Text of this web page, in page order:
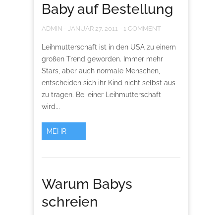
Baby auf Bestellung
ADMIN - JANUAR 27, 2011 - 1 COMMENT
Leihmutterschaft ist in den USA zu einem
großen Trend geworden. Immer mehr
Stars, aber auch normale Menschen,
entscheiden sich ihr Kind nicht selbst aus
zu tragen. Bei einer Leihmutterschaft
wird...
MEHR
Warum Babys
schreien